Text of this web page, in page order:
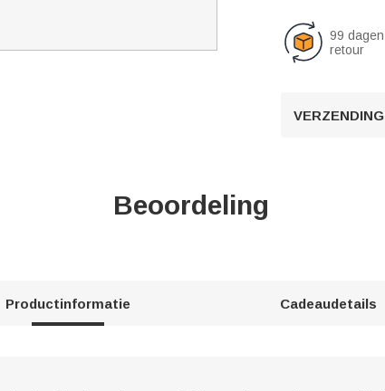
99 dagen
retour
VERZENDING
Beoordeling
Productinformatie Cadeaudetails